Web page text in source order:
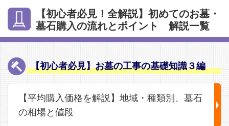
【初心者必見！全解説】初めてのお墓・
墓石購入の流れとポイント 解説一覧
【初心者必見】お墓の工事の基礎知識３編
【平均購入価格を解説】地域・種類別、墓石
の相場と値段